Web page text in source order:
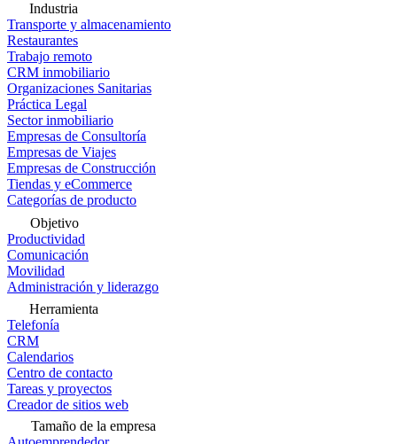
Industria
Transporte y almacenamiento
Restaurantes
Trabajo remoto
CRM inmobiliario
Organizaciones Sanitarias
Práctica Legal
Sector inmobiliario
Empresas de Consultoría
Empresas de Viajes
Empresas de Construcción
Tiendas y eCommerce
Categorías de producto
Objetivo
Productividad
Comunicación
Movilidad
Administración y liderazgo
Herramienta
Telefonía
CRM
Calendarios
Centro de contacto
Tareas y proyectos
Creador de sitios web
Tamaño de la empresa